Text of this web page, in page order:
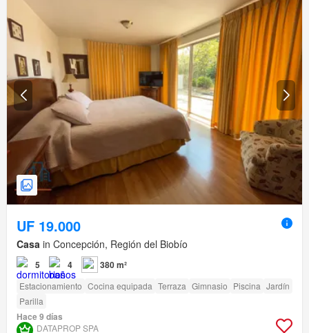
UF 19.000
Casa in Concepción, Región del Biobío
5 4 380 m²
Estacionamiento Cocina equipada Terraza Gimnasio Piscina Jardín
Parilla
Hace 9 días
DATAPROP SPA